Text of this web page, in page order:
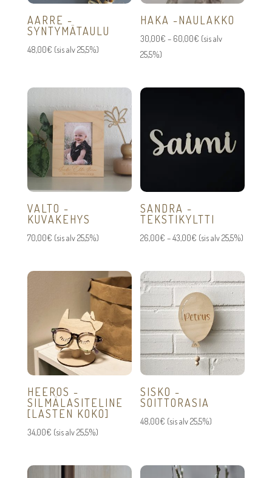
AARRE -
SYNTYMÄTAULU
48,00€ (sis alv 25,5%)
HAKA -NAULAKKO
30,00€ – 60,00€ Hintaluokka:
60,00€
(sis alv
25,5%)
VALTO -
KUVAKEHYS
70,00€ (sis alv 25,5%)
SANDRA -
TEKSTIKYLTTI
26,00€ –43,00€ Hintaluokka:
-
43,00€
(sis alv 25,5%)
HEEROS -
SILMÄLASITELINE
[LASTEN KOKO]
34,00€ (sis alv 25,5%)
SISKO -
SOITTORASIA
48,00€ (sis alv 25,5%)